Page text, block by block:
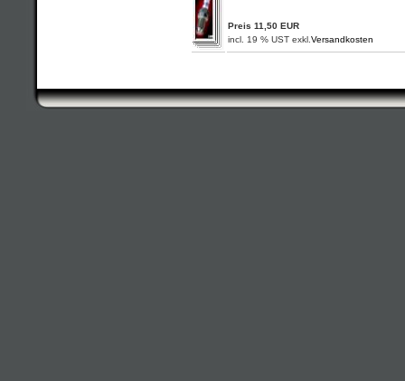
Preis 11,50 EUR
incl. 19 % UST exkl. Versandkosten